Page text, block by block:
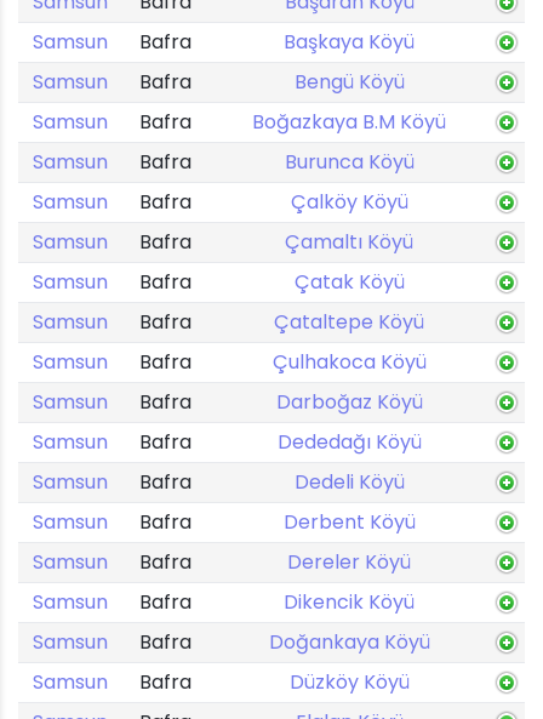
Samsun
Bafra
Başkaya Köyü
Samsun
Bafra
Bengü Köyü
Samsun
Bafra
Boğazkaya B.M Köyü
Samsun
Bafra
Burunca Köyü
Samsun
Bafra
Çalköy Köyü
Samsun
Bafra
Çamaltı Köyü
Samsun
Bafra
Çatak Köyü
Samsun
Bafra
Çataltepe Köyü
Samsun
Bafra
Çulhakoca Köyü
Samsun
Bafra
Darboğaz Köyü
Samsun
Bafra
Dededağı Köyü
Samsun
Bafra
Dedeli Köyü
Samsun
Bafra
Derbent Köyü
Samsun
Bafra
Dereler Köyü
Samsun
Bafra
Dikencik Köyü
Samsun
Bafra
Doğankaya Köyü
Samsun
Bafra
Düzköy Köyü